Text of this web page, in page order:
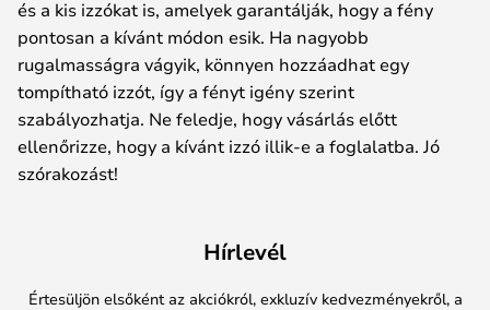
és a kis izzókat is, amelyek garantálják, hogy a fény
pontosan a kívánt módon esik. Ha nagyobb
rugalmasságra vágyik, könnyen hozzáadhat egy
tompítható izzót, így a fényt igény szerint
szabályozhatja. Ne feledje, hogy vásárlás előtt
ellenőrizze, hogy a kívánt izzó illik-e a foglalatba. Jó
szórakozást!
Hírlevél
Értesüljön elsőként az akciókról, exkluzív kedvezményekről, a